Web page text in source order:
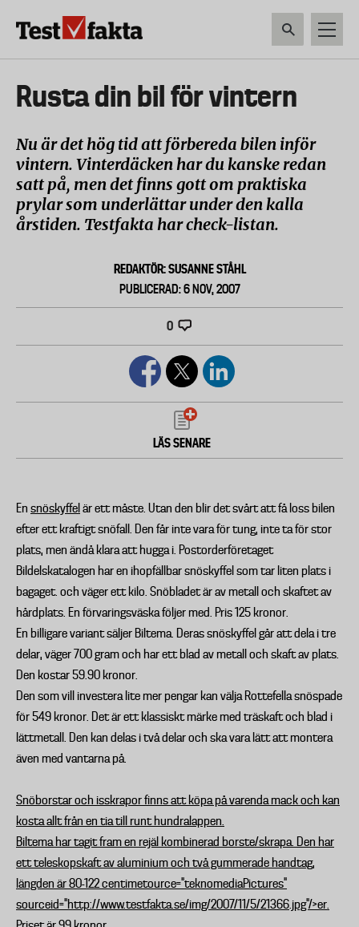
Huvudmeny
ny
Rusta din bil för vintern
Nu är det hög tid att förbereda bilen inför
vintern. Vinterdäcken har du kanske redan
satt på, men det finns gott om praktiska
prylar som underlättar under den kalla
årstiden. Testfakta har check-listan.
REDAKTÖR: SUSANNE STÅHL
PUBLICERAD: 6 NOV, 2007
0
LÄS SENARE
En snöskyffel är ett måste. Utan den blir det svårt att få loss bilen
efter ett kraftigt snöfall. Den får inte vara för tung, inte ta för stor
plats, men ändå klara att hugga i. Postorderföretaget
Bildelskatalogen har en ihopfällbar snöskyffel som tar liten plats i
bagaget. och väger ett kilo. Snöbladet är av metall och skaftet av
hårdplats. En förvaringsväska följer med. Pris 125 kronor.
En billigare variant säljer Biltema. Deras snöskyffel går att dela i tre
delar, väger 700 gram och har ett blad av metall och skaft av plats.
Den kostar 59.90 kronor.
Den som vill investera lite mer pengar kan välja Rottefella snöspade
för 549 kronor. Det är ett klassiskt märke med träskaft och blad i
lättmetall. Den kan delas i två delar och ska vara lätt att montera
även med vantarna på.
Snöborstar och isskraporfinns att köpa på varenda mack och kan
kosta allt från en tia till runt hundralappen.
Biltema har tagit fram en rejäl kombinerad borste/skrapa. Den har
ett teleskopskaft av aluminium och två gummerade handtag,
längden är 80-122 centimetource="teknomediaPictures"
sourceid="http://www.testfakta.se/img/2007/11/5/21366.jpg"/>er.